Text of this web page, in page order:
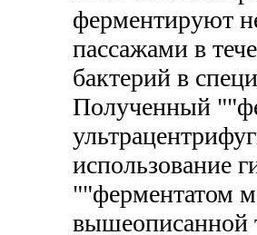
ферментируют
пассажами в
бактерий в
Полученный
использование
""ферментатом
вышеописанной